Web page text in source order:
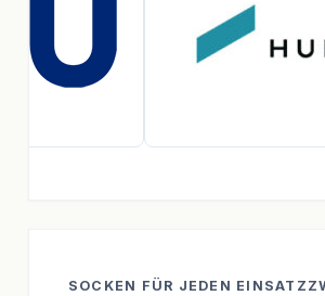
SOCKEN FÜR JEDEN